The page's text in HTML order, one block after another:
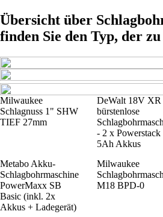
Übersicht über
finden Sie den Typ, der
Milwaukee
Schlagnuss 1" SHW
TIEF 27mm
DeWalt 18V XR
bürstenlose
- 2 x Powerstack
5Ah Akkus
Metabo Akku-
Schlagbohrmaschine
PowerMaxx SB
Basic (inkl. 2x
Akkus + Ladegerät)
Milwaukee
M18 BPD-0